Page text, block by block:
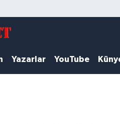
Yazarlar YouTube